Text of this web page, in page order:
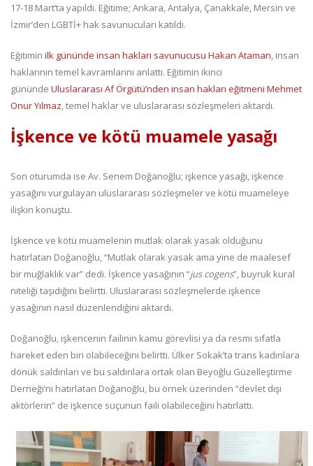
17-18 Mart’ta yapıldı. Eğitime; Ankara, Antalya, Çanakkale, Mersin ve
İzmir’den LGBTİ+ hak savunucuları katıldı.
Eğitimin ilk gününde insan hakları savunucusu Hakan Ataman, insan
haklarının temel kavramlarını anlattı. Eğitimin ikinci
gününde Uluslararası Af Örgütü’nden insan hakları eğitmeni Mehmet
Onur Yılmaz, temel haklar ve uluslararası sözleşmeleri aktardı.
İşkence ve kötü muamele yasağı
Son oturumda ise Av. Senem Doğanoğlu; işkence yasağı, işkence
yasağını vurgulayan uluslararası sözleşmeler ve kötü muameleye
ilişkin konuştu.
İşkence ve kötü muamelenin mutlak olarak yasak olduğunu
hatırlatan Doğanoğlu, “Mutlak olarak yasak ama yine de maalesef
bir muğlaklık var” dedi. İşkence yasağının “jus cogens”, buyruk kural
niteliği taşıdığını belirtti. Uluslararası sözleşmelerde işkence
yasağının nasıl düzenlendiğini aktardı.
Doğanoğlu, işkencenin failinin kamu görevlisi ya da resmi sıfatla
hareket eden biri olabileceğini belirtti. Ülker Sokak’ta trans kadınlara
dönük saldırıları ve bu saldırılara ortak olan Beyoğlu Güzelleştirme
Derneği’ni hatırlatan Doğanoğlu, bu örnek üzerinden “devlet dışı
aktörlerin” de işkence suçunun faili olabileceğini hatırlattı.